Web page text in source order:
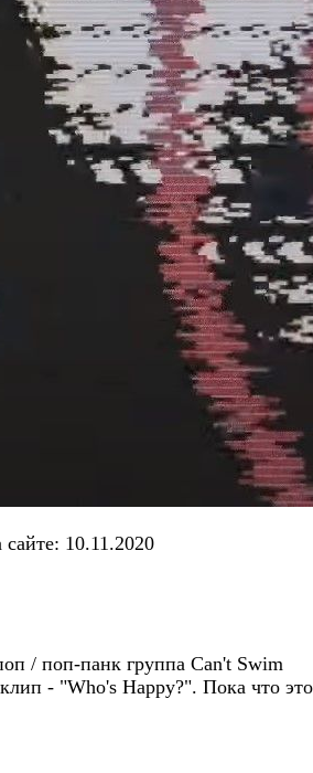
10.11.2020
/ поп-панк группа Can't Swim
- "Who's Happy?". Пока что это